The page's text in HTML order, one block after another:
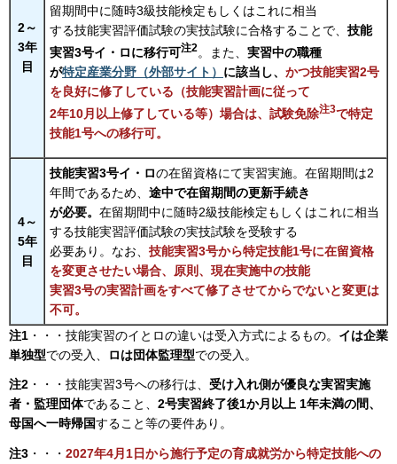
2～
3年
目
留期間中に随時3級技能検定もしくはこれに相当
する技能実習評価試験の実技試験に合格することで、 技能
実習3号イ・ロに移行可注2 。また、 実習中の職種
が特定産業分野（外部サイト） に該当し、 かつ技能実習2号
を良好に修了している（技能実習計画に従って
2年10月以上修了している等）場合は、 試験免除注3で特定
技能1号への移行可。
4～
5年
目
技能実習3号イ・ロの在留資格にて実習実施。在留期間は2
年間であるため、 途中で在留期間の更新手続き
が必要。 在留期間中に随時2級技能検定もしくはこれに相当
する技能実習評価試験の実技試験を受験する
必要あり。なお、 技能実習3号から特定技能1号に在留資格
を変更させたい場合、原則、現在実施中の技能
実習3号の実習計画をすべて修了させてからでないと変更は
不可。
注1 ・・・技能実習のイとロの違いは受入方式によるもの。 イは企業
単独型での受入、 ロは団体監理型での受入。
注2 ・・・技能実習3号への移行は、 受け入れ側が優良な実習実施
者・監理団体であること、 2号実習終了後1か月以上 1年未満の間、
母国へ一時帰国すること等の要件あり。
注3 ・・・ 2027年4月1日から施行予定の育成就労から特定技能への